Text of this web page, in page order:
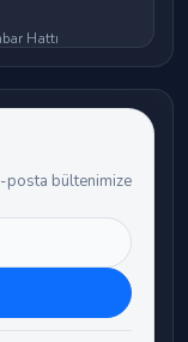
Hattı
posta bültenimize